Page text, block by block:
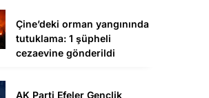
Çine’deki orman yangınında
tutuklama: 1 şüpheli
cezaevine gönderildi
AK Parti Efeler Gençlik